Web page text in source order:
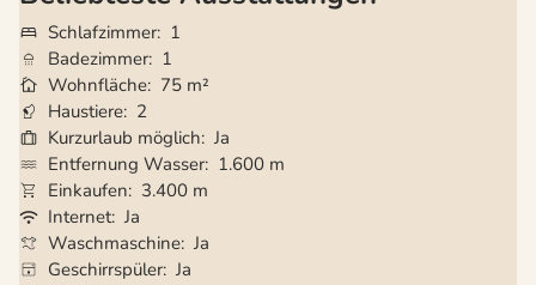
Schlafzimmer 1
Badezimmer 1
Wohnfläche 75 m²
Haustiere 2
Kurzurlaub möglich Ja
Entfernung Wasser 1.600 m
Einkaufen
3.400 m
Internet Ja
Waschmaschine Ja
Geschirrspüler Ja